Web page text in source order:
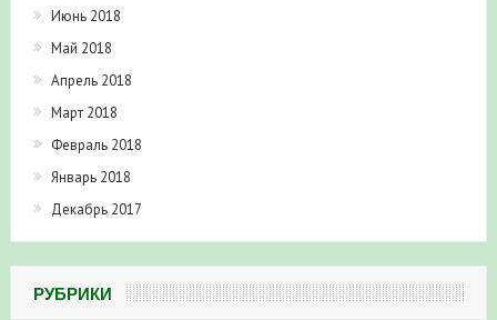
Июнь 2018
Май 2018
Апрель 2018
Март 2018
Февраль 2018
Январь 2018
Декабрь 2017
РУБРИКИ